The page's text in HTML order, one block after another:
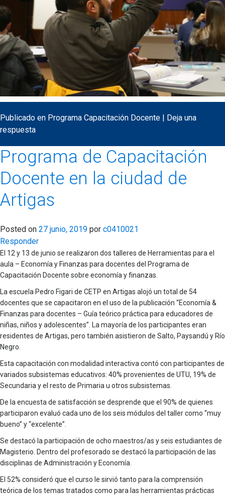
Publicado en Programa Capacitación Docente | Deja una
respuesta
Programa de Capacitación
Docente en la ciudad de
Artigas
Posted on 27 junio, 2019 por c0410021
Responder
El 12 y 13 de junio se realizaron dos talleres de Herramientas para el
aula – Economía y Finanzas para docentes del Programa de
Capacitación Docente sobre economía y finanzas.
La escuela Pedro Figari de CETP en Artigas alojó un total de 54
docentes que se capacitaron en el uso de la publicación “Economía &
Finanzas para docentes – Guía teórico práctica para educadores de
niñas, niños y adolescentes”. La mayoría de los participantes eran
residentes de Artigas, pero también asistieron de Salto, Paysandú y Río
Negro.
Esta capacitación con modalidad interactiva contó con participantes de
variados subsistemas educativos: 40% provenientes de UTU, 19% de
Secundaria y el resto de Primaria u otros subsistemas.
De la encuesta de satisfacción se desprende que el 90% de quienes
participaron evaluó cada uno de los seis módulos del taller como “muy
bueno” y “excelente”.
Se destacó la participación de ocho maestros/as y seis estudiantes de
Magisterio. Dentro del profesorado se destacó la participación de las
disciplinas de Administración y Economía.
El 52% consideró que el curso le sirvió tanto para la comprensión
teórica de los temas tratados como para las herramientas prácticas